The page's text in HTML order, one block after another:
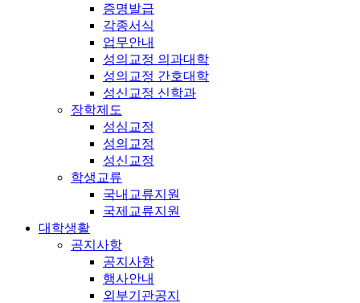
증명발급
각종서식
업무안내
성의교정 의과대학
성의교정 간호대학
성신교정 신학과
장학제도
성심교정
성의교정
성신교정
학생교류
국내교류지원
국제교류지원
대학생활
공지사항
공지사항
행사안내
외부기관공지